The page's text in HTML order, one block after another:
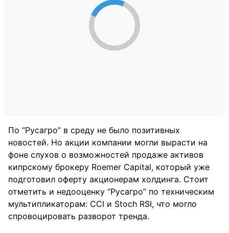
По “Русагро” в среду не было позитивных
новостей. Но акции компании могли вырасти на
фоне слухов о возможностей продаже активов
кипрскому брокеру Roemer Capital, который уже
подготовил оферту акционерам холдинга. Стоит
отметить и недооценку “Русагро” по техническим
мультипликаторам: CCI и Stoch RSI, что могло
спровоцировать разворот тренда.